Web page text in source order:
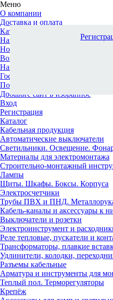
Меню
О компании
Доставка и оплата
Каталог
Наши офисы
Новости и новинки
Вопрос-ответ
Наша команда
Гос. заказчикам
Поставщикам
Добавьте сайт в избранное
Вход
Регистрация
Каталог
Кабельная продукция
Автоматические выключатели
Светильники. Освещение.
Материалы для электромонтажа
Строительно-монтажный
Лампы
Щиты. Шкафы. Боксы. Корпуса
Электросчетчики
Трубы ПВХ и ПНД.
Кабель-каналы и аксессуары к
Выключатели и розетки
Электроинструмент и
Реле тепловые, пускатели и
Трансформаторы, плавкие
Удлинители, колодки,
Разъемы кабельные
Арматура и инструменты для
Теплый пол. Терморегуляторы
Крепёж